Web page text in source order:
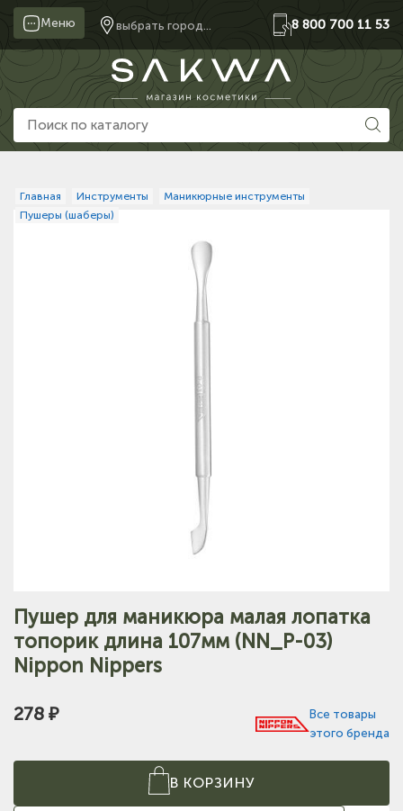
Меню выбрать город... 8 800 700 11 53
Главная Инструменты
Маникюрные инструменты
Пушеры (шаберы)
Пушер для маникюра малая лопатка
топорик длина 107мм (NN_P-03)
Nippon Nippers
278 ₽
Все товары
этого бренда
В КОРЗИНУ